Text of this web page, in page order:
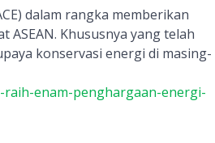
dalam rangka memberikan
Khususnya yang telah
konservasi energi di masing-
enam-penghargaan-energi-